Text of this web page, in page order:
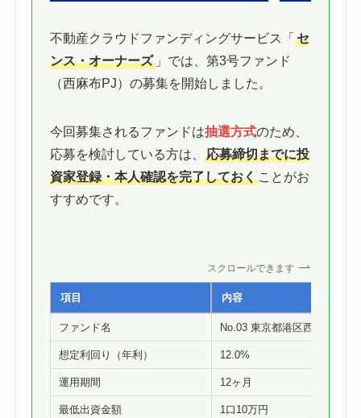
不動産クラウドファンディングサービス「セ
ンス・オーナーズ 」では、第3号ファンド
（西麻布PJ）の募集を開始しました。
今回募集されるファンドは抽選方式のため、
応募を検討している方は、応募締切までに投
資家登録・本人確認を完了しておく ことがお
すすめです。
スクロールできます
項目 内容
ファンド名 No.03 東京都港区西麻布PJ
想定利回り（年利） 12.0%
運用期間 12ヶ月
最低出資金額 1口10万円